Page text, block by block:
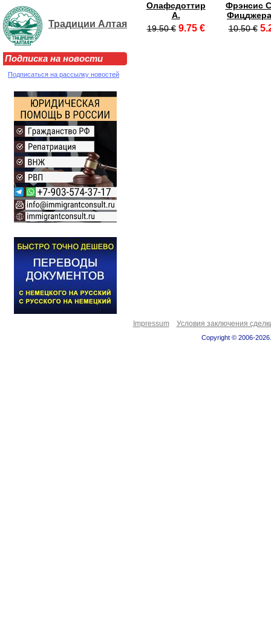
Традиции Алтая
Подписка на новости
Подписаться на рассылку новостей
Олафсдоттир
А.
19.50 € 9.75 €
Фрэнсис
10.50 €
Impressum Условия заключения
Copyright © 2006-